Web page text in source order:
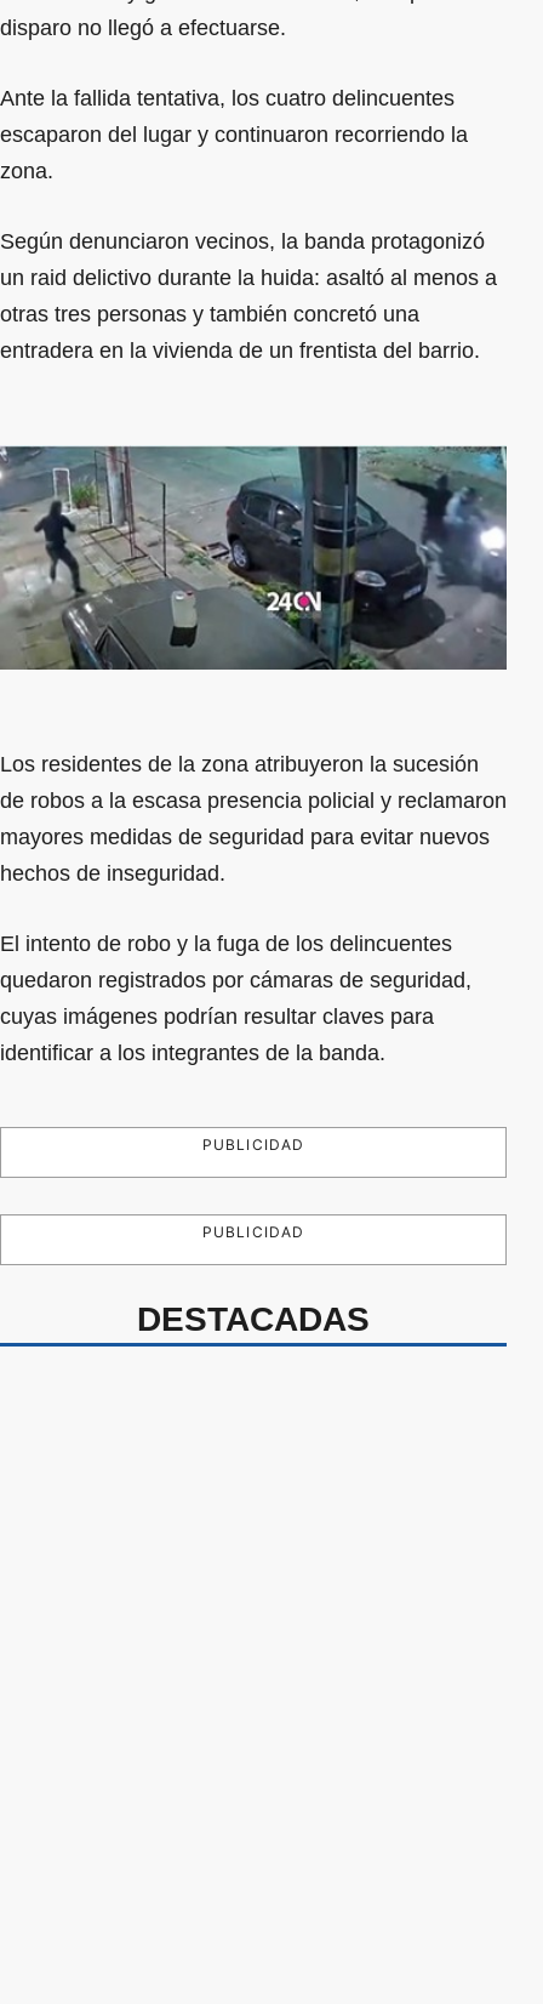
disparo no llegó a efectuarse.
Ante la fallida tentativa, los cuatro delincuentes
escaparon del lugar y continuaron recorriendo la
zona.
Según denunciaron vecinos, la banda protagonizó
un raid delictivo durante la huida: asaltó al menos a
otras tres personas y también concretó una
entradera en la vivienda de un frentista del barrio.
Los residentes de la zona atribuyeron la sucesión
de robos a la escasa presencia policial y reclamaron
mayores medidas de seguridad para evitar nuevos
hechos de inseguridad.
El intento de robo y la fuga de los delincuentes
quedaron registrados por cámaras de seguridad,
cuyas imágenes podrían resultar claves para
identificar a los integrantes de la banda.
PUBLICIDAD
PUBLICIDAD
DESTACADAS